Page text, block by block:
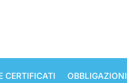
CERTIFICATI OBBLIGAZIONI